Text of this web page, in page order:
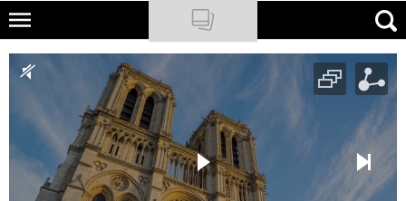
Skip
main
NATIONAL GEOGRAPHIC
PODCASTY
Sklep